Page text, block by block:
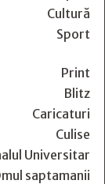
Cultură
Sport
Print
Blitz
Caricaturi
Culise
Universitar
saptamanii